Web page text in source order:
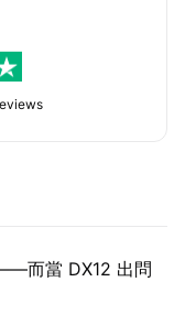
而當 DX12 出問